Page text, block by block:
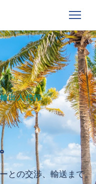
出入代行
との交渉、輸送まで。